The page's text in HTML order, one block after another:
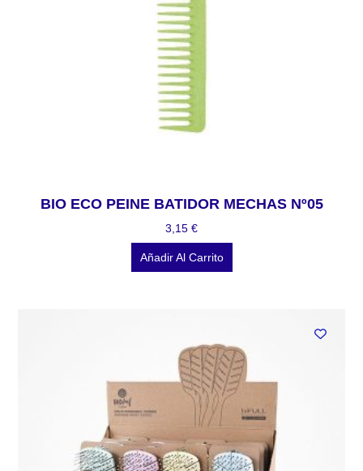
BIO ECO PEINE BATIDOR MECHAS Nº05
3,15 €
Añadir Al Carrito